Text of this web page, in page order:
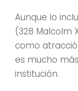
Aunque lo
(328 Malcolm
como
es mucho
institución.